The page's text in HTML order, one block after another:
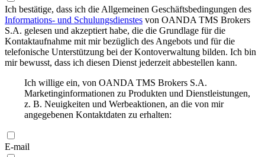
Ich bestätige, dass ich die Allgemeinen Geschäftsbedingungen des
Informations- und Schulungsdienstes von OANDA TMS Brokers
S.A. gelesen und akzeptiert habe, die die Grundlage für die
Kontaktaufnahme mit mir bezüglich des Angebots und für die
telefonische Unterstützung bei der Kontoverwaltung bilden. Ich bin
mir bewusst, dass ich diesen Dienst jederzeit abbestellen kann.
Ich willige ein, von OANDA TMS Brokers S.A.
Marketinginformationen zu Produkten und Dienstleistungen,
z. B. Neuigkeiten und Werbeaktionen, an die von mir
angegebenen Kontaktdaten zu erhalten:
E-mail